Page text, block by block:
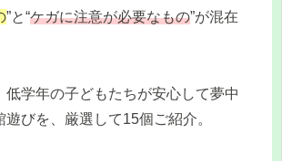
”と“ケガに注意が必要なもの”が混在
低学年の子どもたちが安心して夢中
びを、厳選して15個ご紹介。